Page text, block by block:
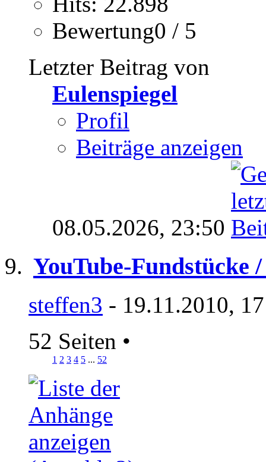
Bewertung0 / 5
Letzter Beitrag von
Eulenspiegel
Profil
Beiträge anzeigen
08.05.2026, 23:50
YouTube-Fundstücke
steffen3 - 19.11.2010,
52 Seiten •
1 2 3 4 5 ... 52